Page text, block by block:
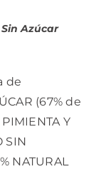
Azúcar
de
(67% de
Y
SIN
NATURAL